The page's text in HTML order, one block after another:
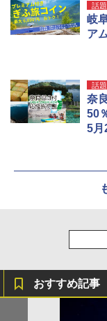
話題
岐
ア
話題
奈
50
5月
おすすめ記事